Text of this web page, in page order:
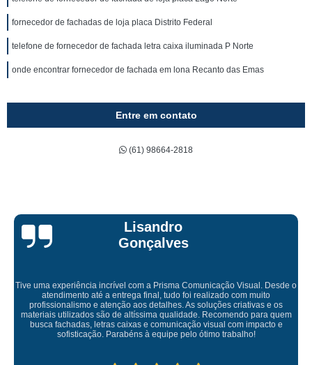
fornecedor de fachadas de loja placa Distrito Federal
telefone de fornecedor de fachada letra caixa iluminada P Norte
onde encontrar fornecedor de fachada em lona Recanto das Emas
Entre em contato
(61) 98664-2818
Bruna Eduarda
Empresa maravilhosa, entregue antes do prazo e a instalação da lona
ficou perfeita, indico de olhos fechados